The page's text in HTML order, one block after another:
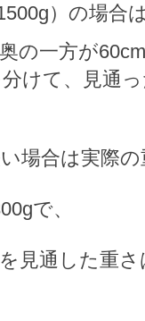
）の場合
の一方が
けて、見通
場合は実際
で、
見通した重